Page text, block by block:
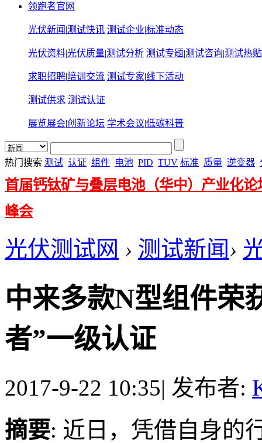
领跑者官网
光伏新闻 |测试快讯 测试企业|标准动态
光伏资料|光伏质量|测试分析 测试专题|测试咨询|测试热贴
求职招聘|培训交流 测试专家|线下活动
测试供求 测试认证
展览展会|创新论坛 学术会议|低碳科普
热门搜索 测试 认证 组件 电池 PID TUV 标准 质量 逆变器
首届钙钛矿与叠层电池（华中）产业化论
峰会
光伏测试网 › 测试新闻›
中来多款N型组件荣
者”一级认证
2017-9-22 10:35| 发布者:
摘要: 近日，凭借自身的